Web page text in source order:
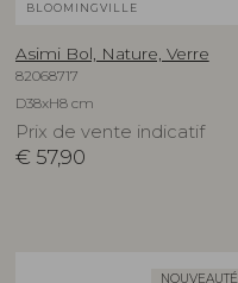
BLOOMINGVILLE
Asimi Bol, Nature, Verre
82068717
D38xH8 cm
Prix de vente indicatif
€ 57,90
NOUVEAUTÉ